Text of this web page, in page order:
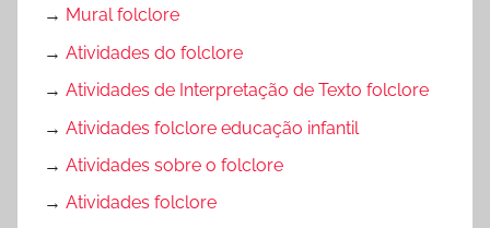
→ Mural folclore
→ Atividades do folclore
→ Atividades de Interpretação de Texto folclore
→ Atividades folclore educação infantil
→ Atividades sobre o folclore
→ Atividades folclore